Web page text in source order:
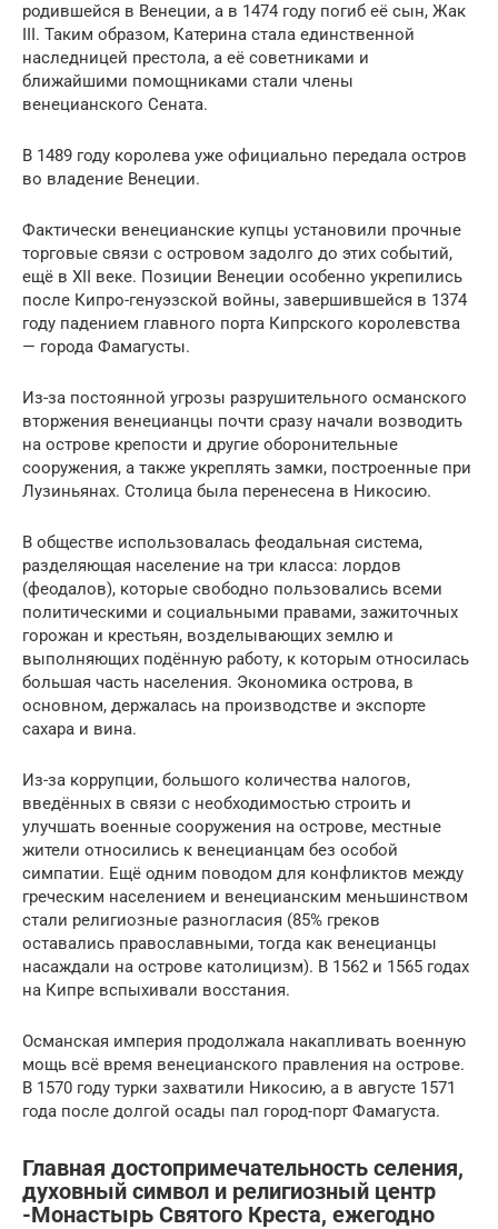
родившейся в Венеции, а в 1474 году погиб её сын, Жак
III. Таким образом, Катерина стала единственной
наследницей престола, а её советниками и
ближайшими помощниками стали члены
венецианского Сената.
В 1489 году королева уже официально передала остров
во владение Венеции.
Фактически венецианские купцы установили прочные
торговые связи с островом задолго до этих событий,
ещё в XII веке. Позиции Венеции особенно укрепились
после Кипро-генуэзской войны, завершившейся в 1374
году падением главного порта Кипрского королевства
— города Фамагусты.
Из-за постоянной угрозы разрушительного османского
вторжения венецианцы почти сразу начали возводить
на острове крепости и другие оборонительные
сооружения, а также укреплять замки, построенные при
Лузиньянах. Столица была перенесена в Никосию.
В обществе использовалась феодальная система,
разделяющая население на три класса: лордов
(феодалов), которые свободно пользовались всеми
политическими и социальными правами, зажиточных
горожан и крестьян, возделывающих землю и
выполняющих подённую работу, к которым относилась
большая часть населения. Экономика острова, в
основном, держалась на производстве и экспорте
сахара и вина.
Из-за коррупции, большого количества налогов,
введённых в связи с необходимостью строить и
улучшать военные сооружения на острове, местные
жители относились к венецианцам без особой
симпатии. Ещё одним поводом для конфликтов между
греческим населением и венецианским меньшинством
стали религиозные разногласия (85% греков
оставались православными, тогда как венецианцы
насаждали на острове католицизм). В 1562 и 1565 годах
на Кипре вспыхивали восстания.
Османская империя продолжала накапливать военную
мощь всё время венецианского правления на острове.
В 1570 году турки захватили Никосию, а в августе 1571
года после долгой осады пал город-порт Фамагуста.
Главная достопримечательность селения,
духовный символ и религиозный центр
-Монастырь Святого Креста, ежегодно